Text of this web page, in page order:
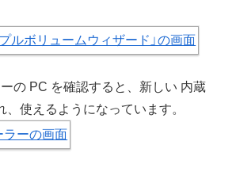
の PC を確認すると、新しい 内蔵
、使えるようになっています。